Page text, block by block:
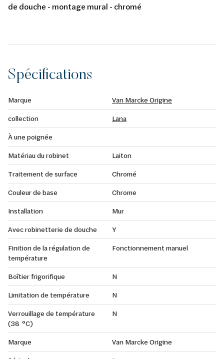
de douche - montage mural - chromé
Spécifications
Marque
Van Marcke Origine
collection
Lana
À une poignée
Matériau du robinet
Laiton
Traitement de surface
Chromé
Couleur de base
Chrome
Installation
Mur
Avec robinetterie de douche
Y
Finition de la régulation de
température
Fonctionnement manuel
Boîtier frigorifique
N
Limitation de température
N
Verrouillage de température
(38 °C)
N
Marque
Van Marcke Origine